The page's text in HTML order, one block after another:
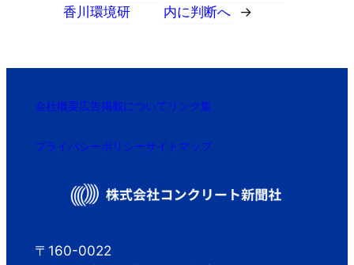
香川環境研
内に判断へ
→
会社概要広告掲載について リンク集
プライバシーポリシーサイトマップ
〒160-0022